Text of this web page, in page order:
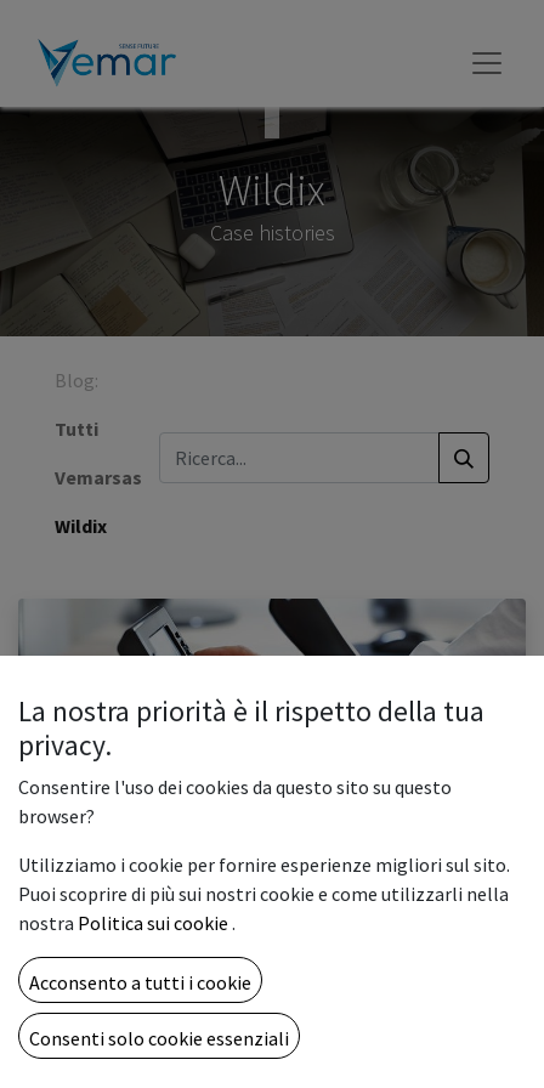
Wildix
Case histories
Blog:
Tutti
Vemarsas
Wildix
Kiris Hotel: l'accoglienza diventa smart con la
comunicazione Cloud per hotel
Come la tecnologia Wildix ha eliminato le inefficienze strutturali garantendo
standard di risposta immediati Come ridurre dell'83% le chiamate perse alla
reception e aumentare di +1,6 punti la soddisf...
CHI SIAMO
La nostra priorità è il rispetto della tua
privacy.
Consentire l'uso dei cookies da questo sito su questo
browser?
Utilizziamo i cookie per fornire esperienze migliori sul sito.
Puoi scoprire di più sui nostri cookie e come utilizzarli nella
nostra Politica sui cookie .
Acconsento a tutti i cookie
Consenti solo cookie essenziali